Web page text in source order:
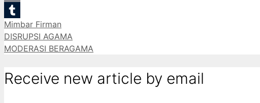
Email
Tumblr
Categories
Mimbar Firman
DISRUPSI AGAMA
MODERASI BERAGAMA
Receive new article by email